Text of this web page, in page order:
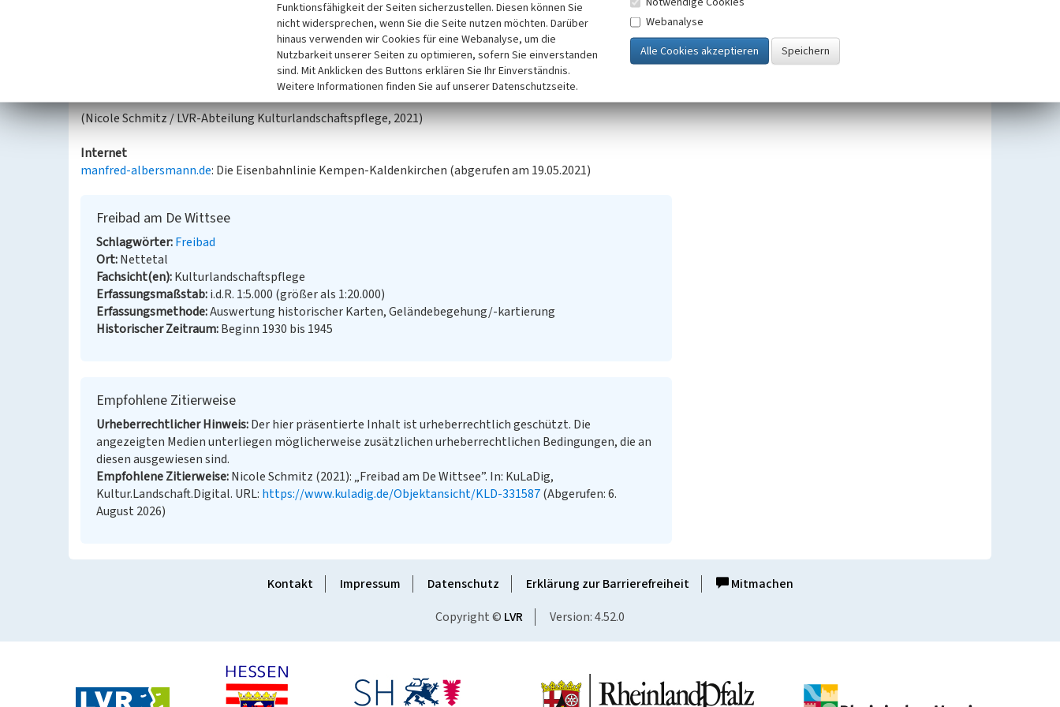
Wasser gelangen. Heute ist das Schwimmen im Großen De Wittsee wohl noch erlaubt aber nicht unbedingt
anzuraten, da keine Badeaufsicht und somit auch keine Rettungsmöglichkeiten gegeben sind.
Es gab in der Nähe auch die 1952 eröffnete Haltestelle „Wittsee“, derEisenbahnstrecke Kempen -
, die den Kleinen vom Großen De Wittsee trennt (manfred-albersmann.de).
(Nicole Schmitz / LVR-Abteilung Kulturlandschaftspflege, 2021)
Internet
manfred-albersmann.de: Die Eisenbahnlinie Kempen-Kaldenkirchen (abgerufen am 19.05.2021)
Freibad am De Wittsee
Schlagwörter Freibad
Ort Nettetal
Fachsicht(en) Kulturlandschaftspflege
Erfassungsmaßstab i.d.R. 1:5.000 (größer als 1:20.000)
Erfassungsmethode Auswertung historischer Karten, Geländebegehung/-kartierung
Historischer Zeitraum Beginn 1930 bis 1945
Empfohlene Zitierweise
Urheberrechtlicher Hinweis Der hier präsentierte Inhalt ist urheberrechtlich geschützt. Die
angezeigten Medien unterliegen möglicherweise zusätzlichen urheberrechtlichen Bedingungen, die an
diesen ausgewiesen sind.
Empfohlene Zitierweise Nicole Schmitz (2021): „Freibad am De Wittsee”. In: KuLaDig,
Kultur.Landschaft.Digital. URL: https://www.kuladig.de/Objektansicht/KLD-331587(Abgerufen: 6.
August 2026)
Kontakt Impressum Datenschutz Erklärung zur Barrierefreiheit
Mitmachen
Copyright © LVR Version: 4.52.0
Funktionsfähigkeit der Seiten sicherzustellen. Diesen können Sie
nicht widersprechen, wenn Sie die Seite nutzen möchten. Darüber
hinaus verwenden wir Cookies für eine Webanalyse, um die
Nutzbarkeit unserer Seiten zu optimieren, sofern Sie einverstanden
sind. Mit Anklicken des Buttons erklären Sie Ihr Einverständnis.
Weitere Informationen finden Sie auf unserer Datenschutzseite.
Webanalyse